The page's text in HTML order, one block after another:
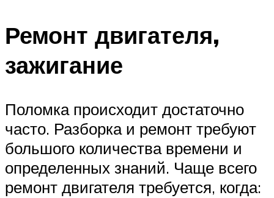
Ремонт двигателя,
зажигание
Поломка происходит достаточно
часто. Разборка и ремонт требуют
большого количества времени и
определенных знаний. Чаще всего
ремонт двигателя требуется, когда: